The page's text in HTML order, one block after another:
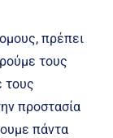
πρέπει
τους
τους
προστασία
πάντα